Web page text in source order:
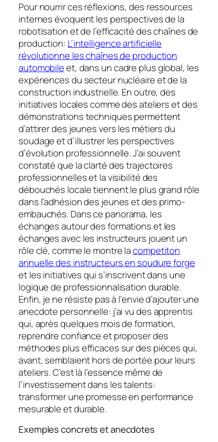
Pour nourrir ces réflexions, des ressources
internes évoquent les perspectives de la
robotisation et de l’efficacité des chaînes de
production: L’intelligence artificielle
révolutionne les chaînes de production
automobileet, dans un cadre plus global, les
expériences du secteur nucléaire et de la
construction industrielle. En outre, des
initiatives locales comme des ateliers et des
démonstrations techniques permettent
d’attirer des jeunes vers les métiers du
soudage et d’illustrer les perspectives
d’évolution professionnelle. J’ai souvent
constaté que la clarté des trajectoires
professionnelles et la visibilité des
débouchés locale tiennent le plus grand rôle
dans l’adhésion des jeunes et des primo-
embauchés. Dans ce panorama, les
échanges autour des formations et les
échanges avec les instructeurs jouent un
rôle clé, comme le montre lacompetiton
annuelle des instructeurs en soudure forge
et les initiatives qui s’inscrivent dans une
logique de professionnalisation durable.
Enfin, je ne résiste pas à l’envie d’ajouter une
anecdote personnelle: j’ai vu des apprentis
qui, après quelques mois de formation,
reprendre confiance et proposer des
méthodes plus efficaces sur des pièces qui,
avant, semblaient hors de portée pour leurs
ateliers. C’est là l’essence même de
l’investissement dans les talents:
transformer une promesse en performance
mesurable et durable.
Exemples concrets et anecdotes